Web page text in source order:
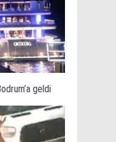
geldi